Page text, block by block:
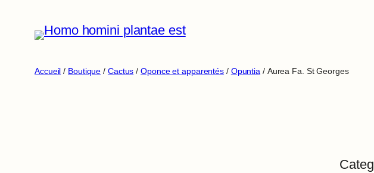
Accueil / Boutique / Cactus /Oponce et apparentés / Opuntia / Aurea Fa. St Georges